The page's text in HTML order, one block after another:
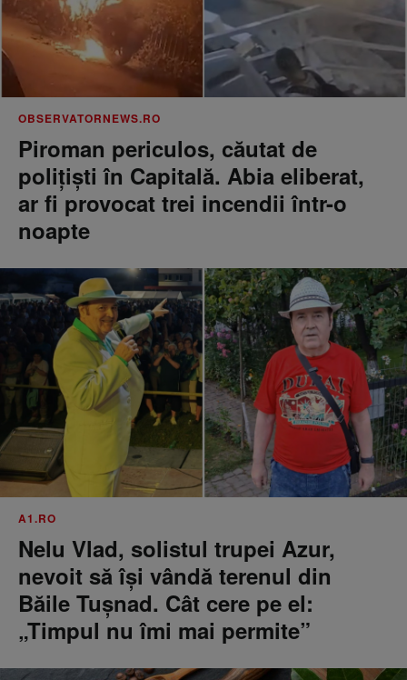
OBSERVATORNEWS.RO
Piroman periculos, căutat de
poliţişti în Capitală. Abia eliberat,
ar fi provocat trei incendii într-o
noapte
A1.RO
Nelu Vlad, solistul trupei Azur,
nevoit să își vândă terenul din
Băile Tușnad. Cât cere pe el:
„Timpul nu îmi mai permite”